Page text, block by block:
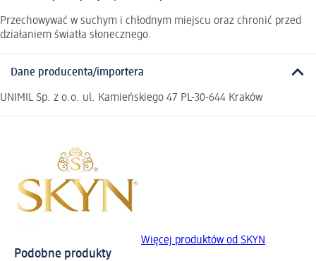
Przechowywać w suchym i chłodnym miejscu oraz chronić przed
działaniem światła słonecznego.
Dane producenta/importera
UNIMIL Sp. z o.o. ul. Kamieńskiego 47 PL-30-644 Kraków
Więcej produktów od SKYN
Podobne produkty